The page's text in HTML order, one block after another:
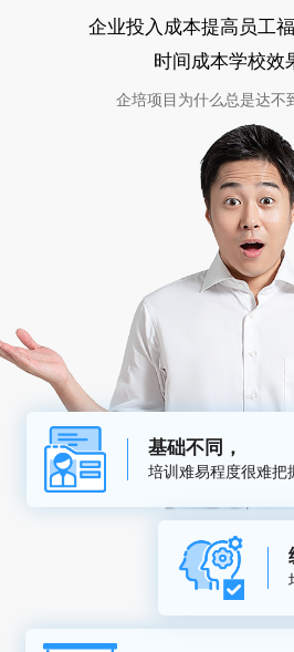
企业投入成本提高员工
时间成本学校效
企培项目为什么总是达不
基础不同，
培训难易程度很难把